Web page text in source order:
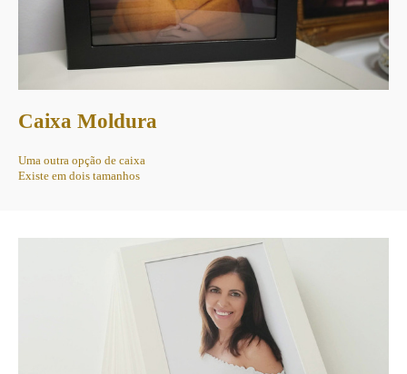
Caixa Moldura
Uma outra opção de caixa
Existe em dois tamanhos